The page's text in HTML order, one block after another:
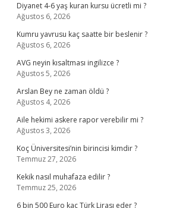
Diyanet 4-6 yaş kuran kursu ücretli mi ?
Ağustos 6, 2026
Kumru yavrusu kaç saatte bir beslenir ?
Ağustos 6, 2026
AVG neyin kısaltması ingilizce ?
Ağustos 5, 2026
Arslan Bey ne zaman öldü ?
Ağustos 4, 2026
Aile hekimi askere rapor verebilir mi ?
Ağustos 3, 2026
Koç Üniversitesi’nin birincisi kimdir ?
Temmuz 27, 2026
Kekik nasıl muhafaza edilir ?
Temmuz 25, 2026
6 bin 500 Euro kaç Türk Lirası eder ?